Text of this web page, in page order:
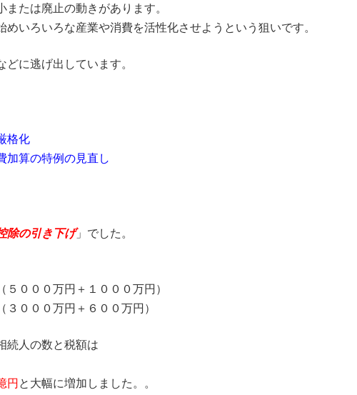
たは廃止の動きがあります。
いろいろな産業や消費を活性化させようという狙いです。
に逃げ出しています。
格化
加算の特例の見直し
除の引き下げ」でした。
０００万円＋１０００万円）
０００万円＋６００万円）
続人の数と税額は
円と大幅に増加しました。。